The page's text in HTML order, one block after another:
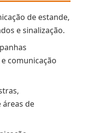
de estande,
e sinalização.
comunicação
de